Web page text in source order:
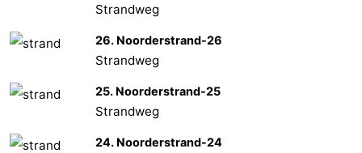
Strandweg
26. Noorderstrand-26
Strandweg
25. Noorderstrand-25
Strandweg
24. Noorderstrand-24